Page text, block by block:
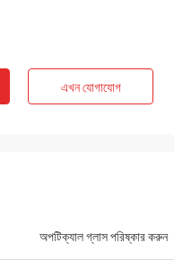
এখন যোগাযোগ
অপটিক্যাল গ্লাস পরিষ্কার করুন